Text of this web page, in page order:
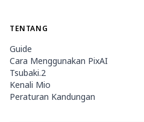
TENTANG
Guide
Cara Menggunakan PixAI
Tsubaki.2
Kenali Mio
Peraturan Kandungan